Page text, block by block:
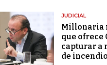
JUDICIAL
Millonaria
que ofrece
capturar a
de incendio